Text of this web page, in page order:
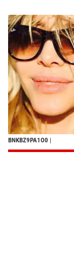
BNKBZ9PA1O0 |